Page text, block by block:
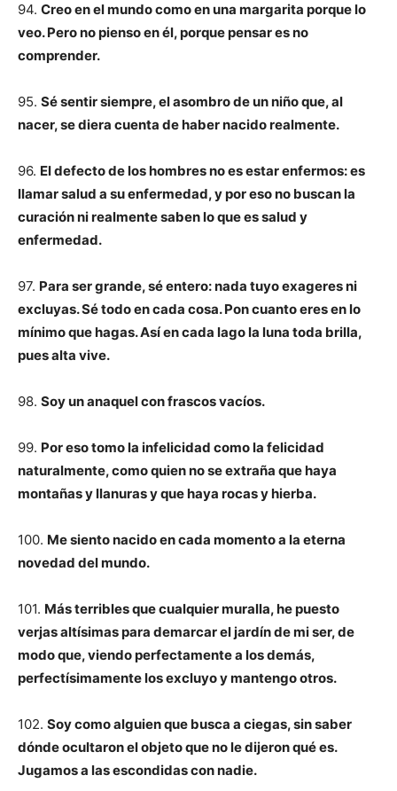
94. Creo en el mundo como en una margarita porque lo
veo. Pero no pienso en él, porque pensar es no
comprender.
95. Sé sentir siempre, el asombro de un niño que, al
nacer, se diera cuenta de haber nacido realmente.
96. El defecto de los hombres no es estar enfermos: es
llamar salud a su enfermedad, y por eso no buscan la
curación ni realmente saben lo que es salud y
enfermedad.
97. Para ser grande, sé entero: nada tuyo exageres ni
excluyas. Sé todo en cada cosa. Pon cuanto eres en lo
mínimo que hagas. Así en cada lago la luna toda brilla,
pues alta vive.
98. Soy un anaquel con frascos vacíos.
99. Por eso tomo la infelicidad como la felicidad
naturalmente, como quien no se extraña que haya
montañas y llanuras y que haya rocas y hierba.
100. Me siento nacido en cada momento a la eterna
novedad del mundo.
101. Más terribles que cualquier muralla, he puesto
verjas altísimas para demarcar el jardín de mi ser, de
modo que, viendo perfectamente a los demás,
perfectísimamente los excluyo y mantengo otros.
102. Soy como alguien que busca a ciegas, sin saber
dónde ocultaron el objeto que no le dijeron qué es.
Jugamos a las escondidas con nadie.